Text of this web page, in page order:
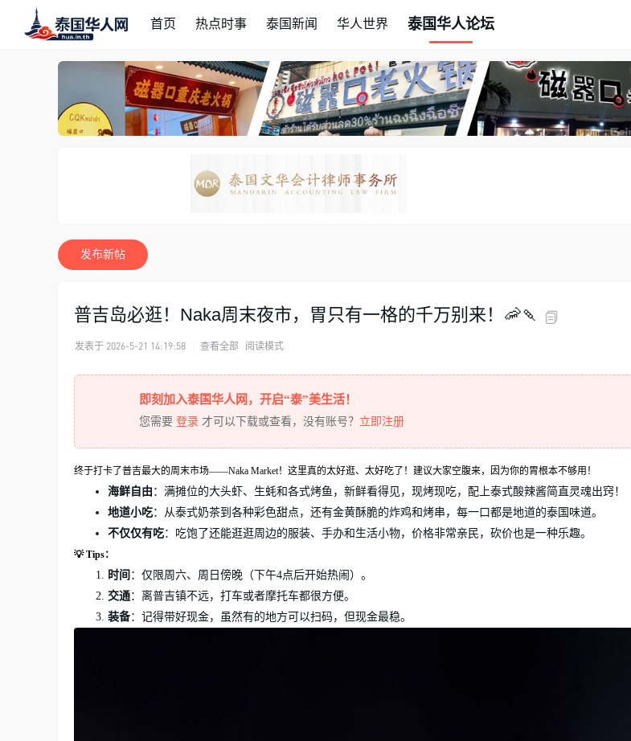
首页 热点时事 泰国新闻 华人世界 泰国华人论坛
发布新帖
普吉岛必逛！Naka周末夜市，胃只有一格的千万别来！🦐🍡
发表于 2026-5-21 14:19:58 查看全部 阅读模式
即刻加入泰国华人网，开启“泰”美生活！
您需要 登录 才可以下载或查看，没有账号？ 立即注册
终于打卡了普吉最大的周末市场——Naka Market！这里真的太好逛、太好吃了！建议大家空腹来，因为你的胃根本不够用！
海鲜自由 ：满摊位的大头虾、生蚝和各式烤鱼，新鲜看得见，现烤现吃，配上泰式酸辣酱简直灵魂出窍！
地道小吃：从泰式奶茶到各种彩色甜点，还有金黄酥脆的炸鸡和烤串，每一口都是地道的泰国味道。
不仅仅有吃：吃饱了还能逛逛周边的服装、手办和生活小物，价格非常亲民，砍价也是一种乐趣。
💡 Tips：
时间 ：仅限周六、周日傍晚（下午4点后开始热闹）。
交通：离普吉镇不远，打车或者摩托车都很方便。
装备：记得带好现金，虽然有的地方可以扫码，但现金最稳。